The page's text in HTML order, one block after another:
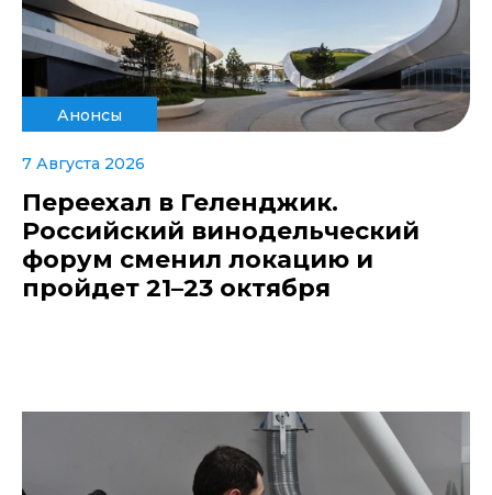
Анонсы
7 Августа 2026
Переехал в Геленджик.
Российский винодельческий
форум сменил локацию и
пройдет 21–23 октября